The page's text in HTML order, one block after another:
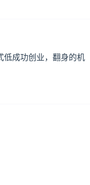
低成功创业，翻身的机